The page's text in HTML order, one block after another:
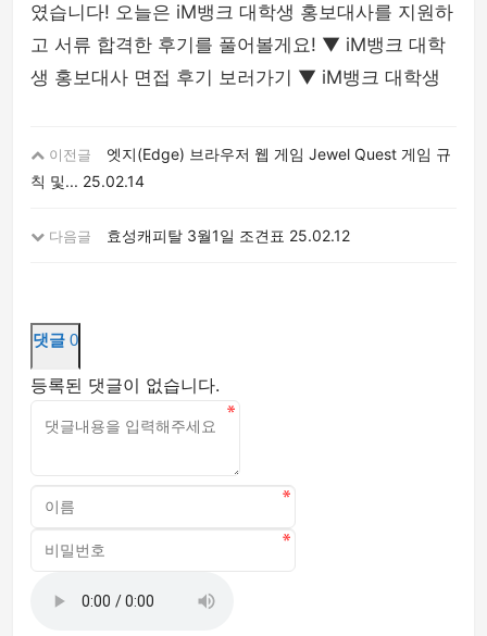
였습니다! 오늘은 iM뱅크 대학생 홍보대사를 지원하
고 서류 합격한 후기를 풀어볼게요! ▼ iM뱅크 대학
생 홍보대사 면접 후기 보러가기 ▼ iM뱅크 대학생
이전글
엣지(Edge) 브라우저 웹 게임 Jewel Quest 게임 규
칙 및... 25.02.14
다음글 효성캐피탈 3월1일 조견표 25.02.12
댓글 0
등록된 댓글이 없습니다.